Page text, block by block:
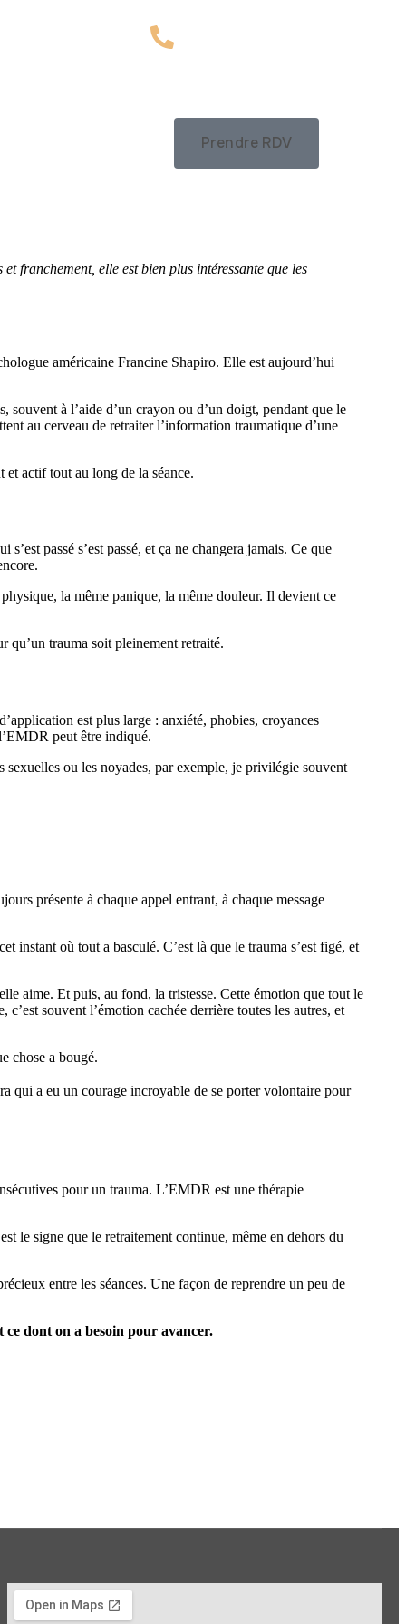
Prendre RDV
franchement, elle est bien plus intéressante que les
américaine Francine Shapiro. Elle est aujourd’hui
à l’aide d’un crayon ou d’un doigt, pendant que le
au cerveau de retraiter l’information traumatique d’une
et actif tout au long de la séance.
passé s’est passé, et ça ne changera jamais. Ce que
la même panique, la même douleur. Il devient ce
qu’un trauma soit pleinement retraité.
est plus large : anxiété, phobies, croyances
peut être indiqué.
sexuelles ou les noyades, par exemple, je privilégie souvent
présente à chaque appel entrant, à chaque message
instant où tout a basculé. C’est là que le trauma s’est figé, et
aime. Et puis, au fond, la tristesse. Cette émotion que tout le
souvent l’émotion cachée derrière toutes les autres, et
chose a bougé.
qui a eu un courage incroyable de se porter volontaire pour
pour un trauma. L’EMDR est une thérapie
le signe que le retraitement continue, même en dehors du
entre les séances. Une façon de reprendre un peu de
ce dont on a besoin pour avancer.